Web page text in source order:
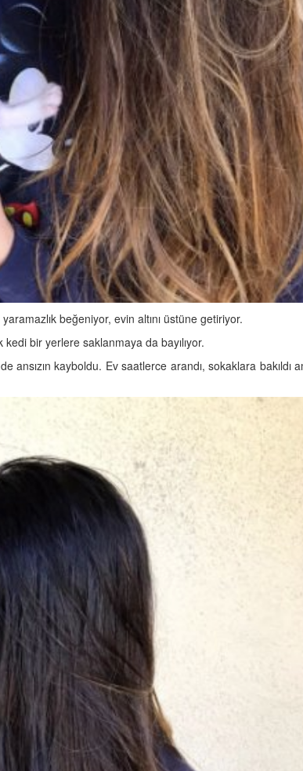
beğeniyor, evin altını üstüne getiriyor.
kedi bir yerlere saklanmaya da bayılıyor.
kayboldu. Ev saatlerce arandı, sokaklara bakıldı